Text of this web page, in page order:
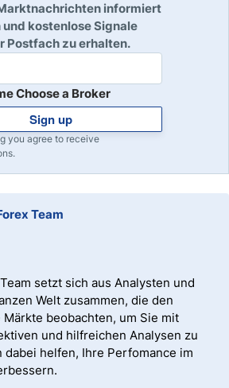
informiert
kostenlose Signale
Postfach zu erhalten.
Choose a Broker
Sign up
you agree to receive
Team
setzt sich aus Analysten und
Welt zusammen, die den
beobachten, um Sie mit
und hilfreichen Analysen zu
helfen, Ihre Perfomance im